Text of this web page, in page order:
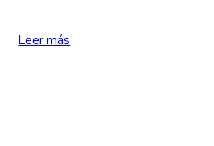
Leer más